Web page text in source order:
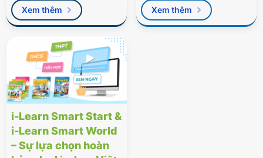
Xem thêm
Tuổi Trẻ vừa qua.
Xem thêm
i-Learn Smart Start &
i-Learn Smart World
– Sự lựa chọn hoàn